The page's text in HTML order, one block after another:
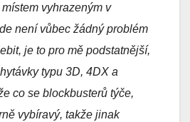
vyhrazeným v
není vůbec žádný problém
je to pro mě podstatnější,
typu 3D, 4DX a
co se blockbusterů týče,
vybíravý, takže jinak